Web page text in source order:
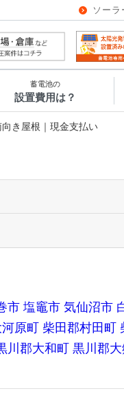
ソー
蓄電池の
設置費用は？
き屋根｜現金支払い
市 塩竈市 気仙沼市
原町 柴田郡村田町
川郡大和町 黒川郡大